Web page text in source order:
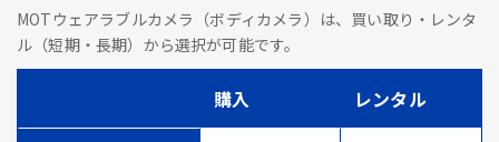
MOTウェアラブルカメラ（ボディカメラ）は、買い取り・レンタ
ル（短期・長期）から選択が可能です。
購入 レンタル